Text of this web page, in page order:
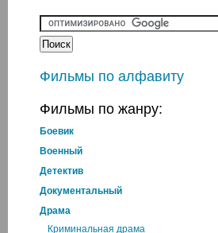
Фильмы по алфавиту
Фильмы по жанру:
Боевик
Военный
Детектив
Документальный
Драма
Криминальная драма